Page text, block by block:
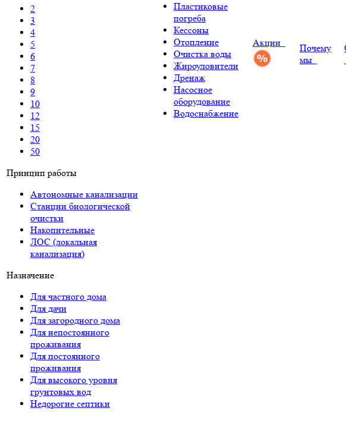
2
3
4
5
6
7
8
9
10
12
15
20
50
Принцип работы
Автономные канализации
Станции биологической
очистки
Накопительные
ЛОС (локальная
канализация)
Назначение
Для частного дома
Для дачи
Для загородного дома
Для непостоянного
проживания
Для постоянного
проживания
Для высокого уровня
грунтовых вод
Недорогие септики
Пластиковые
погреба
Кессоны
Отопление
Очистка воды
Жироуловители
Дренаж
Насосное
оборудование
Водоснабжение
Акции
Почему
мы